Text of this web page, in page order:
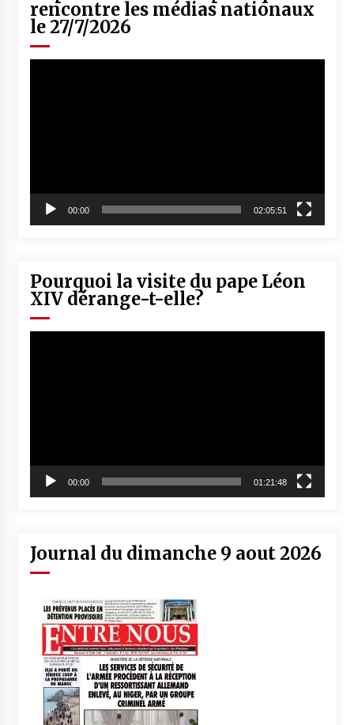
rencontre les médias nationaux
le 27/7/2026
00:00 02:05:51
Pourquoi la visite du pape Léon
XIV dérange-t-elle?
00:00 01:21:48
Journal du dimanche 9 aout 2026